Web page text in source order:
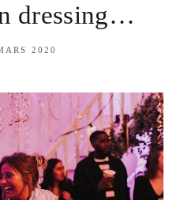
dressing…
2020